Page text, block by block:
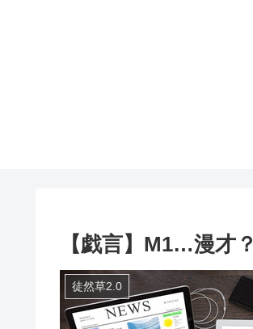
【戯言】M1…漫才？
徒然草2.0